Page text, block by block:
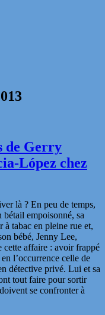
de Gerry
López chez
là ? En peu de temps,
empoisonné, sa
à tabac en pleine rue et,
bébé, Jenny Lee,
cette affaire : avoir frappé
l’occurrence celle de
détective privé. Lui et sa
tout faire pour sortir
se confronter à